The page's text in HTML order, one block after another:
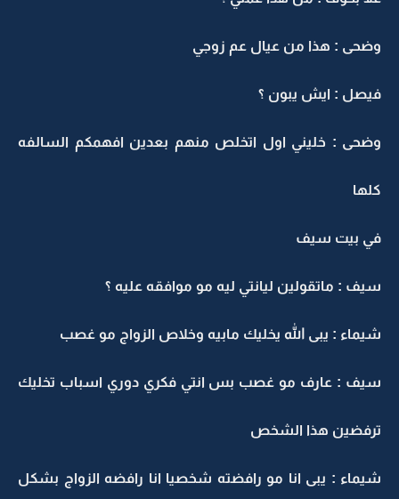
وضحى : هذا من عيال عم زوجي
فيصل : ايش يبون ؟
وضحى : خليني اول اتخلص منهم بعدين افهمكم السالفه
كلها
في بيت سيف
سيف : ماتقولين ليانتي ليه مو موافقه عليه ؟
شيماء : يبى الله يخليك مابيه وخلاص الزواج مو غصب
سيف : عارف مو غصب بس انتي فكري دوري اسباب تخليك
ترفضين هذا الشخص
شيماء : يبى انا مو رافضته شخصيا انا رافضه الزواج بشكل